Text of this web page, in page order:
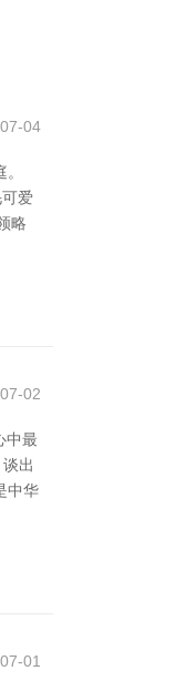
04
爱
略
02
中最
出
中华
01